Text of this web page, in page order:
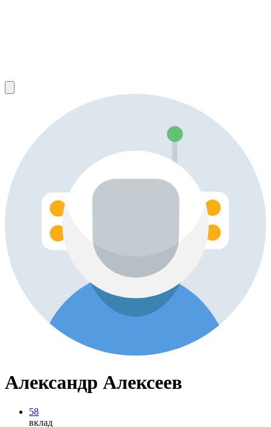
Александр Алексеев
58
вклад